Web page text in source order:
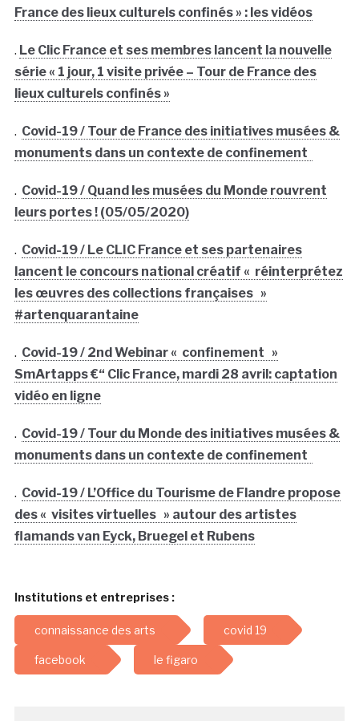
France des lieux culturels confinés » : les vidéos
. Le Clic France et ses membres lancent la nouvelle
série « 1 jour, 1 visite privée – Tour de France des
lieux culturels confinés »
. Covid-19 / Tour de France des initiatives musées &
monuments dans un contexte de confinement
. Covid-19 / Quand les musées du Monde rouvrent
leurs portes ! (05/05/2020)
. Covid-19 / Le CLIC France et ses partenaires
lancent le concours national créatif « réinterprétez
les œuvres des collections françaises »
#artenquarantaine
. Covid-19 / 2nd Webinar « confinement »
SmArtapps €“ Clic France, mardi 28 avril: captation
vidéo en ligne
. Covid-19 / Tour du Monde des initiatives musées &
monuments dans un contexte de confinement
. Covid-19 / L’Office du Tourisme de Flandre propose
des « visites virtuelles » autour des artistes
flamands van Eyck, Bruegel et Rubens
Institutions et entreprises :
connaissance des arts covid 19
facebook le figaro